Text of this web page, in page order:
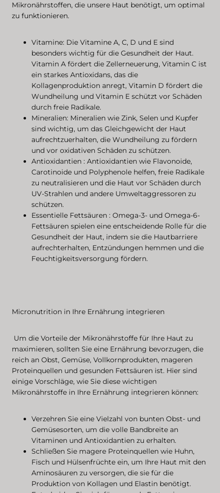
Mikronährstoffen, die unsere Haut benötigt, um optimal
zu funktionieren.
Vitamine: Die Vitamine A, C, D und E sind
besonders wichtig für die Gesundheit der Haut.
Vitamin A fördert die Zellerneuerung, Vitamin C ist
ein starkes Antioxidans, das die
Kollagenproduktion anregt, Vitamin D fördert die
Wundheilung und Vitamin E schützt vor Schäden
durch freie Radikale.
Mineralien: Mineralien wie Zink, Selen und Kupfer
sind wichtig, um das Gleichgewicht der Haut
aufrechtzuerhalten, die Wundheilung zu fördern
und vor oxidativen Schäden zu schützen.
Antioxidantien : Antioxidantien wie Flavonoide,
Carotinoide und Polyphenole helfen, freie Radikale
zu neutralisieren und die Haut vor Schäden durch
UV-Strahlen und andere Umweltaggressoren zu
schützen.
Essentielle Fettsäuren : Omega-3- und Omega-6-
Fettsäuren spielen eine entscheidende Rolle für die
Gesundheit der Haut, indem sie die Hautbarriere
aufrechterhalten, Entzündungen hemmen und die
Feuchtigkeitsversorgung fördern.
Micronutrition in Ihre Ernährung integrieren
Um die Vorteile der Mikronährstoffe für Ihre Haut zu
maximieren, sollten Sie eine Ernährung bevorzugen, die
reich an Obst, Gemüse, Vollkornprodukten, mageren
Proteinquellen und gesunden Fettsäuren ist. Hier sind
einige Vorschläge, wie Sie diese wichtigen
Mikronährstoffe in Ihre Ernährung integrieren können:
Verzehren Sie eine Vielzahl von bunten Obst- und
Gemüsesorten, um die volle Bandbreite an
Vitaminen und Antioxidantien zu erhalten.
Schließen Sie magere Proteinquellen wie Huhn,
Fisch und Hülsenfrüchte ein, um Ihre Haut mit den
Aminosäuren zu versorgen, die sie für die
Produktion von Kollagen und Elastin benötigt.